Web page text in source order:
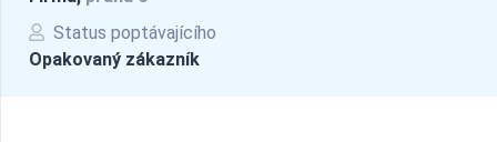
Status poptávajícího
Opakovaný zákazník